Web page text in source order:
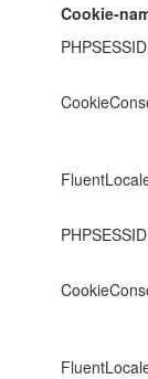
Cookie-
PHPSESSID
PHPSESSID